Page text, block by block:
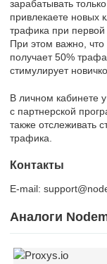
зарабатывать
привлекаете новых
трафика при
При этом важно, что
получает 50%
стимулирует
В личном кабинете
с партнерской
также отслеживать
трафика.
Контакты
E-mail:
Аналоги